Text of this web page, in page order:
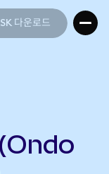
다운로드